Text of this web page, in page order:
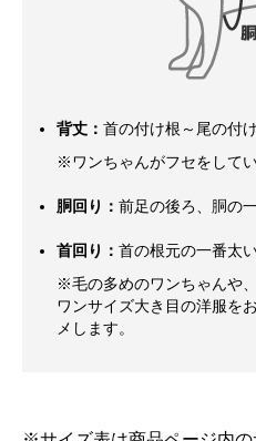
背丈： 首の付け根～尾の付け
※ワンちゃんがフセをして
胴回り： 前足の後ろ、胴の
首回り： 首の根元の一番太
※毛の多めのワンちゃんや
ワンサイズ大き目の洋服を
メします。